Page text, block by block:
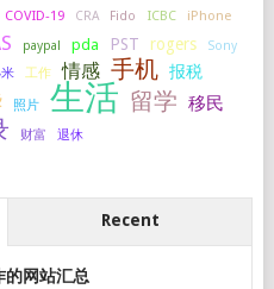
COVID-19 CRA Fido ICBC iPhone
paypal pda PST rogers
Sony
工作 情感 手机 报税
照片 生活 留学 移民
财富 退休
Recent
的网站汇总